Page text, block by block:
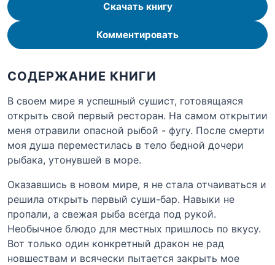
Скачать книгу
Комментировать
СОДЕРЖАНИЕ КНИГИ
В своем мире я успешный сушист, готовящаяся
открыть свой первый ресторан. На самом открытии
меня отравили опасной рыбой - фугу. После смерти
моя душа переместилась в тело бедной дочери
рыбака, утонувшей в море.
Оказавшись в новом мире, я не стала отчаиваться и
решила открыть первый суши-бар. Навыки не
пропали, а свежая рыба всегда под рукой.
Необычное блюдо для местных пришлось по вкусу.
Вот только один конкретный дракон не рад
новшествам и всячески пытается закрыть мое